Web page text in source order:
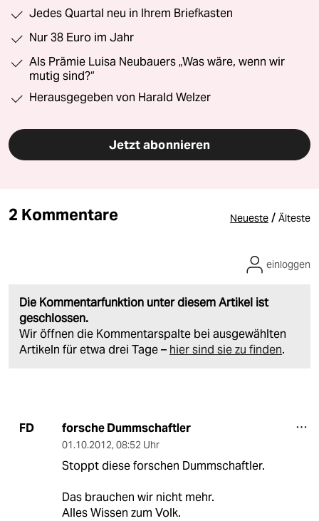
Jedes Quartal neu in Ihrem Briefkasten
Nur 38 Euro im Jahr
Als Prämie Luisa Neubauers „Was wäre, wenn wir
mutig sind?“
Herausgegeben von Harald Welzer
Jetzt abonnieren
2 Kommentare Neueste / Älteste
Die Kommentarfunktion unter diesem Artikel ist
geschlossen.
Wir öffnen die Kommentarspalte bei ausgewählten
Artikeln für etwa drei Tage – hier sind sie zu finden.
einloggen
FD forsche Dummschaftler
01.10.2012, 08:52 Uhr
Stoppt diese forschen Dummschaftler.
Das brauchen wir nicht mehr.
Alles Wissen zum Volk.